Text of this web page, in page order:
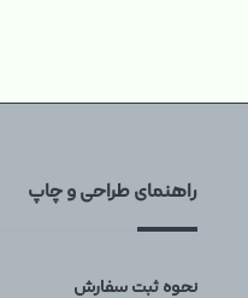
راهنمای طراحی و چاپ
نحوه ثبت سفارش